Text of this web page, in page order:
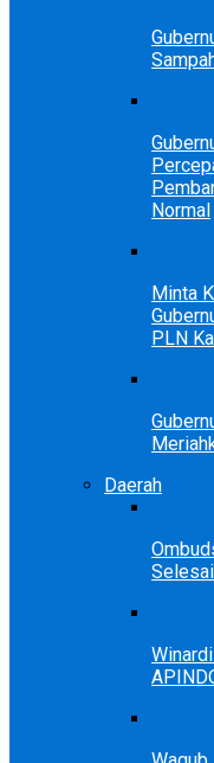
Normal
Minta
PLN
Daerah